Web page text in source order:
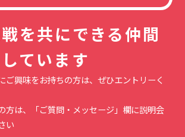
を共にできる仲間
ています
ご興味をお持ちの方は、ぜひエントリーく
方は、「ご質問・メッセージ」欄に説明会
い